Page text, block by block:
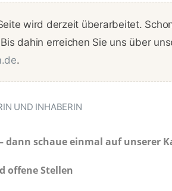
wird derzeit überarbeitet.
dahin erreichen Sie uns über
.
UND INHABERIN
schaue einmal auf unserer
offene Stellen